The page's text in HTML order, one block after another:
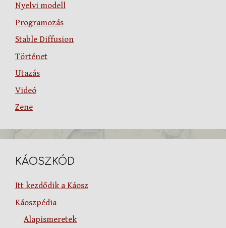
Nyelvi modell
Programozás
Stable Diffusion
Történet
Utazás
Videó
Zene
KÁOSZKÓD
Itt kezdődik a Káosz
Káoszpédia
Alapismeretek